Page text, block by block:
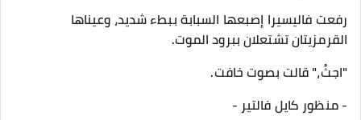
​رفعت فاليسيرا إصبعها السبابة ببطء شديد، وعيناها
القرمزيتان تشتعلان ببرود الموت.
​"اجثُ،" قالت بصوت خافت.
- منظور كايل فالتير -